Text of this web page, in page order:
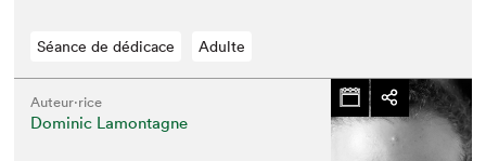
Séance de dédicace Adulte
Auteur·rice
Dominic Lamontagne